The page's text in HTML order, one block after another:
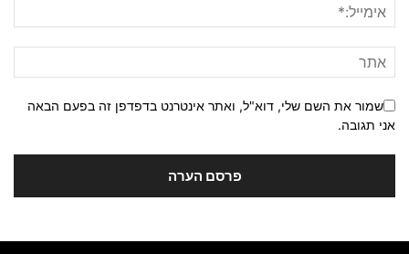
שמור את השם שלי, דוא"ל, ואתר אינטרנט בדפדפן זה בפעם הבאה
אני תגובה.